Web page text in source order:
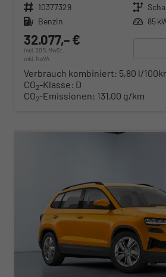
Fahrzeugnr. 10377329 Getriebe
Kraftstoff Benzin Leistung 85
32.077,– €
incl. 20% MwSt.
inkl. NoVA
Verbrauch kombiniert: 5,80 l/
CO2-Klasse: D
CO2-Emissionen: 131,00 g/km